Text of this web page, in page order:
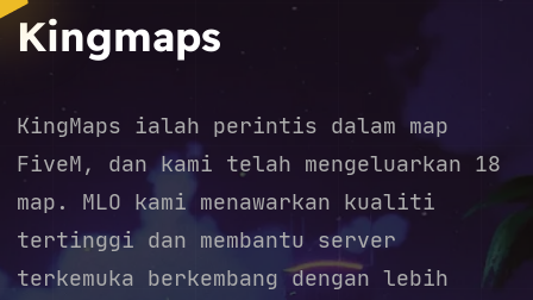
Kingmaps
KingMaps ialah perintis dalam map
FiveM, dan kami telah mengeluarkan 18
map. MLO kami menawarkan kualiti
tertinggi dan membantu server
terkemuka berkembang dengan lebih